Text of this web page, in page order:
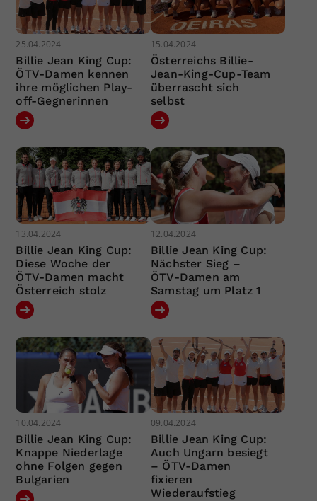
25.04.2024
Billie Jean King Cup:
ÖTV-Damen kennen
ihre möglichen Play-
off-Gegnerinnen
15.04.2024
Österreichs Billie-
Jean-King-Cup-Team
überrascht sich
selbst
13.04.2024
Billie Jean King Cup:
Diese Woche der
ÖTV-Damen macht
Österreich stolz
12.04.2024
Billie Jean King Cup:
Nächster Sieg –
ÖTV-Damen am
Samstag um Platz 1
10.04.2024
Billie Jean King Cup:
Knappe Niederlage
ohne Folgen gegen
Bulgarien
09.04.2024
Billie Jean King Cup:
Auch Ungarn besiegt
– ÖTV-Damen
fixieren
Wiederaufstieg